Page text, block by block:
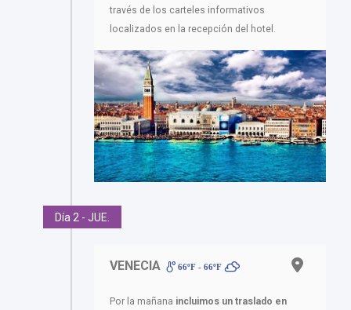
través de los carteles informativos
localizados en la recepción del hotel.
Día 2 - JUE.
VENECIA 66ºF - 66ºF
Por la mañana incluimos un traslado en